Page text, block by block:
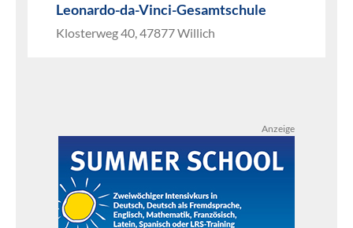
Leonardo-da-Vinci-Gesamtschule
Klosterweg 40, 47877 Willich
Anzeige